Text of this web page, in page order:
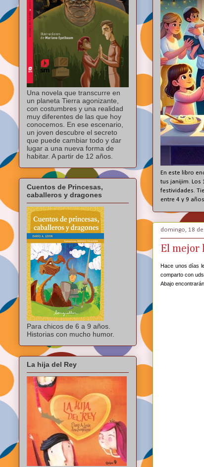
En este libro
tus janijim. Los
festividades.
entre 4 y 9
domingo, 18
El mejor
Hace unos días
comparto con uds.
Abajo
Una novela que transcurre en
un planeta Tierra agonizante,
con costumbres y una realidad
muy diferentes de las que hoy
conocemos. En ese escenario,
un joven descubre el secreto
que puede cambiar todo y dar
lugar a una nueva forma de
habitar. A partir de 12 años.
Cuentos de Princesas,
caballeros y dragones
Para chicos de 6 a 9 años.
Historias con mucho humor.
La hija del Rey